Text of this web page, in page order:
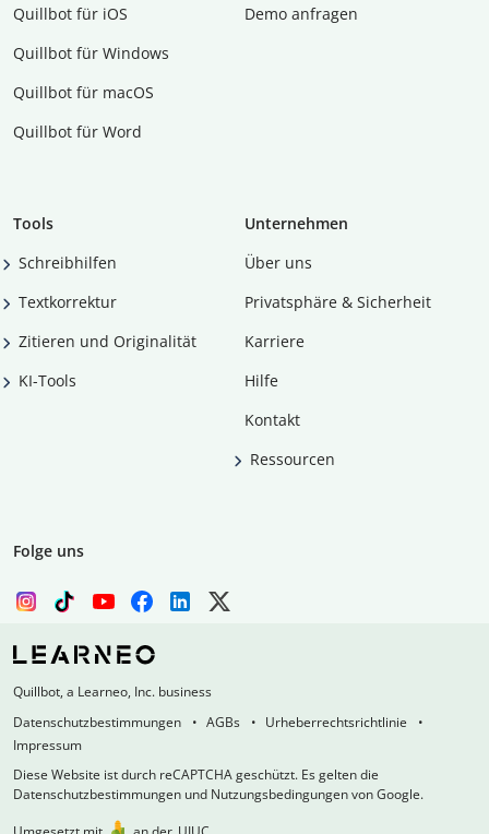
Quillbot für iOS
Quillbot für Windows
Quillbot für macOS
Quillbot für Word
Demo anfragen
Tools
Schreibhilfen
Textkorrektur
Zitieren und Originalität
KI-Tools
Unternehmen
Über uns
Privatsphäre & Sicherheit
Karriere
Hilfe
Kontakt
Ressourcen
Folge uns
Quillbot, a Learneo, Inc. business
Datenschutzbestimmungen
AGBs
Urheberrechtsrichtlinie
Impressum
Diese Website ist durch reCAPTCHA geschützt. Es gelten die
Datenschutzbestimmungen und Nutzungsbedingungen von Google.